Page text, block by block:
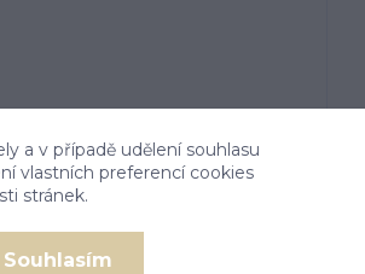
přívěsek s diamanty, přírodní
topaz swiss, žluté zlato, VP 247
18 239 Kč
a v případě udělení souhlasu
vlastních preferencí cookies
stránek.
Souhlasím